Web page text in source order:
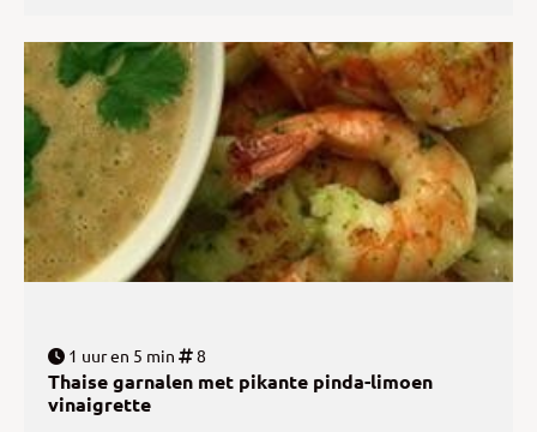
1 uur en 5 min 8
Thaise garnalen met pikante pinda-limoen
vinaigrette